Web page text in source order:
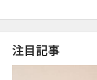
注目記事